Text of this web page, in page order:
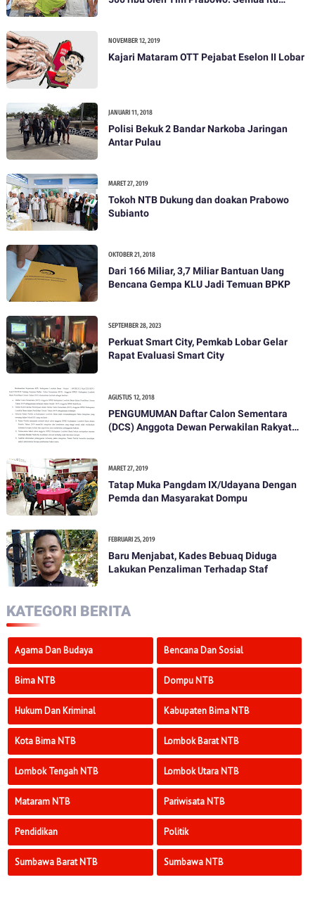
NOVEMBER 12, 2019
Kajari Mataram OTT Pejabat Eselon II Lobar
JANUARI 11, 2018
Polisi Bekuk 2 Bandar Narkoba Jaringan
Antar Pulau
MARET 27, 2019
Tokoh NTB Dukung dan doakan Prabowo
Subianto
OKTOBER 21, 2018
Dari 166 Miliar, 3,7 Miliar Bantuan Uang
Bencana Gempa KLU Jadi Temuan BPKP
SEPTEMBER 28, 2023
Perkuat Smart City, Pemkab Lobar Gelar
Rapat Evaluasi Smart City
AGUSTUS 12, 2018
PENGUMUMAN Daftar Calon Sementara
(DCS) Anggota Dewan Perwakilan Rakyat
MARET 27, 2019
Tatap Muka Pangdam IX/Udayana Dengan
Pemda dan Masyarakat Dompu
FEBRUARI 25, 2019
Baru Menjabat, Kades Bebuaq Diduga
Lakukan Penzaliman Terhadap Staf
KATEGORI BERITA
Agama Dan Budaya Bencana Dan Sosial
Bima NTB Dompu NTB
Hukum Dan Kriminal Kabupaten Bima NTB
Kota Bima NTB Lombok Barat NTB
Lombok Tengah NTB Lombok Utara NTB
Mataram NTB Pariwisata NTB
Pendidikan Politik
Sumbawa Barat NTB Sumbawa NTB